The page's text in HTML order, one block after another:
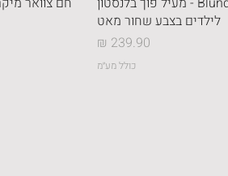
לילדים בצבע שחור מאט
מחיר
כולל מע״מ